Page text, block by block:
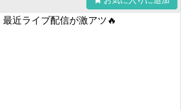
最近ライブ配信が激アツ🔥